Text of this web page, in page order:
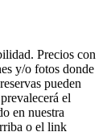
Precios con
y/o fotos donde
pueden
el
en nuestra
o el link